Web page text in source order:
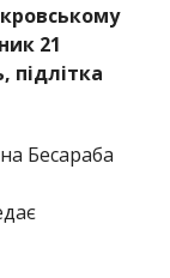
21
підлітка
Бесараба